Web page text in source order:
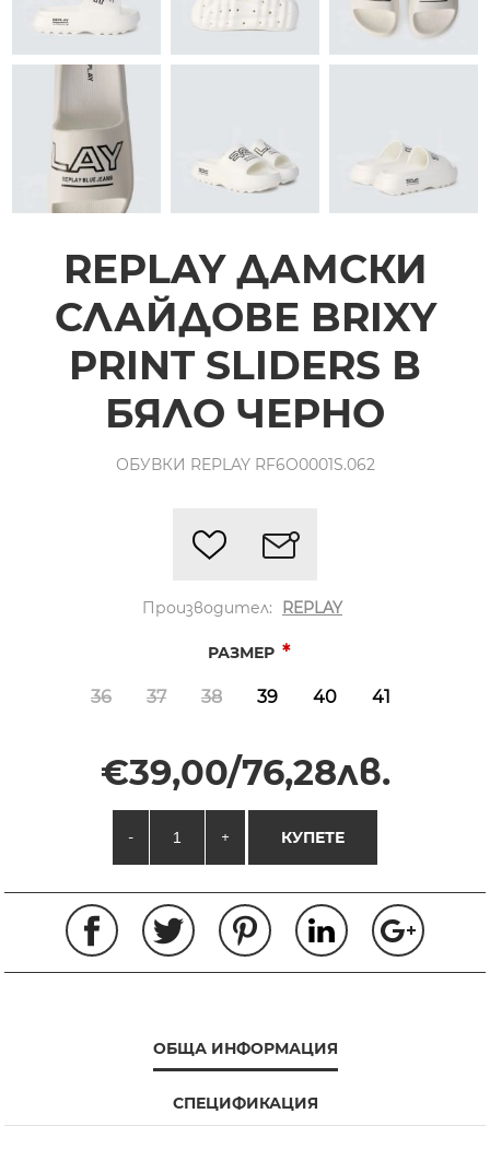
REPLAY ДАМСКИ
СЛАЙДОВЕ BRIXY
PRINT SLIDERS В
БЯЛО ЧЕРНО
ОБУВКИ REPLAY RF6O0001S.062
Производител: REPLAY
РАЗМЕР *
36 37 38 39 40 41
€39,00/76,28лв.
- + КУПЕТЕ
ОБЩА ИНФОРМАЦИЯ
СПЕЦИФИКАЦИЯ